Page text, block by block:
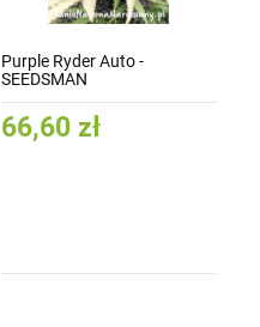
Purple Ryder Auto -
SEEDSMAN
66,60 zł